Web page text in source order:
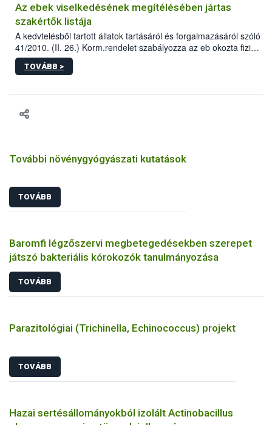
Az ebek viselkedésének megítélésében jártas
szakértők listája
A kedvtelésből tartott állatok tartásáról és forgalmazásáról szóló
41/2010. (II. 26.) Korm.rendelet szabályozza az eb okozta fizikai
sérülés, illetve ennek veszélye keletkezésekor felmerülő
hatósági feladatokat, valamint a veszélyes eb tartását és annak
vonni az ebek viselkedésének megítélésében jártas szakértőt.
TOVÁBB >
További növénygyógyászati kutatások
TOVÁBB
Baromfi légzőszervi megbetegedésekben szerepet
játszó bakteriális kórokozók tanulmányozása
TOVÁBB
Parazitológiai (Trichinella, Echinococcus) projekt
TOVÁBB
Hazai sertésállományokból izolált Actinobacillus